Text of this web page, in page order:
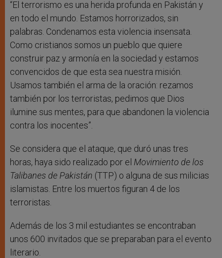
“El terrorismo es una herida profunda en Pakistán y
en todo el mundo. Estamos horrorizados, sin
palabras. Condenamos esta violencia insensata.
Como cristianos somos un pueblo que quiere
construir paz y armonía en la sociedad y estamos
convencidos de que esta sea nuestra misión.
Usamos también el arma de la oración: rezamos
también por los terroristas, pedimos que Dios
ilumine sus mentes, para que abandonen la violencia
contra los inocentes”.
Se considera que el ataque, que duró unas tres
horas, haya sido realizado por el Movimiento de los
Talibanes de Pakistán (TTP) o alguna de sus milicias
islamistas. Entre los muertos figuran 4 de los
terroristas.
Además de los 3 mil estudiantes se encontraban
unos 600 invitados que se preparaban para el evento
literario.